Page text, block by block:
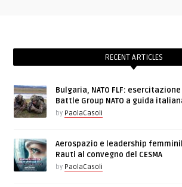
RECENT ARTICLES
Bulgaria, NATO FLF:
Battle Group NATO a guida
by PaolaCasoli
Aerospazio e leadership
Rauti al convegno del CESMA
by PaolaCasoli